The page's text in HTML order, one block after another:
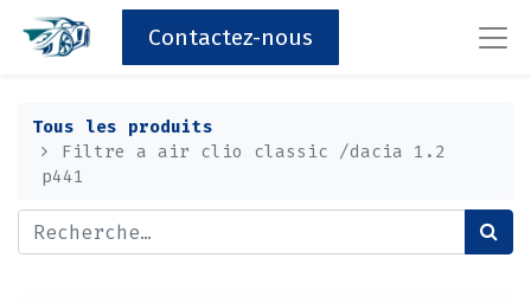
Contactez-nous
Tous les produits
Filtre a air clio classic /dacia 1.2
p441